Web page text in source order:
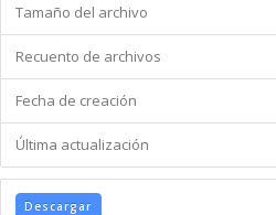
Tamaño del archivo
Recuento de archivos
Fecha de creación
Última actualización
Descargar